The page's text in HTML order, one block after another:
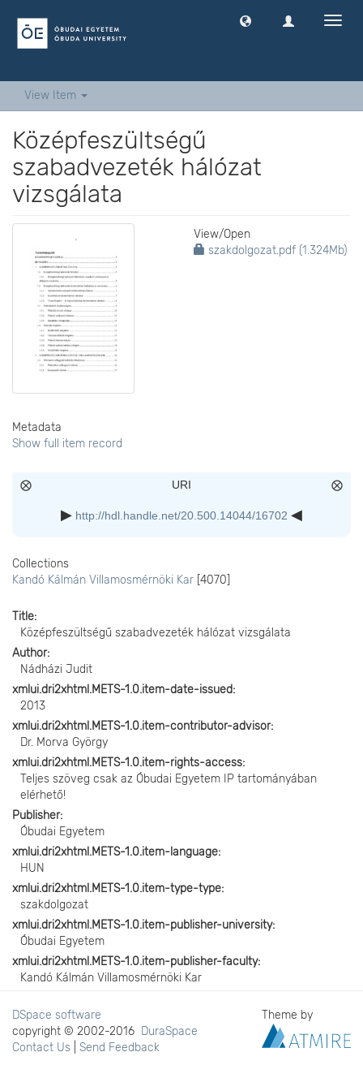
View Item
Középfeszültségű
szabadvezeték hálózat
vizsgálata
View/Open
szakdolgozat.pdf (1.324Mb)
Metadata
Show full item record
URI
http://hdl.handle.net/20.500.14044/16702
Collections
Kandó Kálmán Villamosmérnöki Kar [4070]
Title
Középfeszültségű szabadvezeték hálózat vizsgálata
Author
Nádházi Judit
xmlui.dri2xhtml.METS-1.0.item-date-issued
2013
xmlui.dri2xhtml.METS-1.0.item-contributor-advisor
Dr. Morva György
xmlui.dri2xhtml.METS-1.0.item-rights-access
Teljes szöveg csak az Óbudai Egyetem IP tartományában
elérhető!
Publisher
Óbudai Egyetem
xmlui.dri2xhtml.METS-1.0.item-language
HUN
xmlui.dri2xhtml.METS-1.0.item-type-type
szakdolgozat
xmlui.dri2xhtml.METS-1.0.item-publisher-university
Óbudai Egyetem
xmlui.dri2xhtml.METS-1.0.item-publisher-faculty
Kandó Kálmán Villamosmérnöki Kar
DSpace software
copyright © 2002-2016 DuraSpace
Contact Us
Send Feedback
Theme by